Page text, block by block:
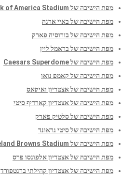
מפת הישיבה של Bank of America Stadium
מפת הישיבה של באיי ארנה
מפת הישיבה של בורוסיה פארק
מפת הישיבה של בראמל ליין
מפת הישיבה של Caesars Superdome
מפת הישיבה של קאמפ נואו
מפת הישיבה של אצטדיון ואיקאס
מפת הישיבה של אצטדיון קארדיף סיטי
מפת הישיבה של סלטיק פארק
מפת הישיבה של סיטי גראונד
מפת הישיבה של Cleveland Browns Stadium
מפת הישיבה של אצטדיון אלפונסו פרס
מפת הישיבה של אצטדיון קהילתי ברנטפורד